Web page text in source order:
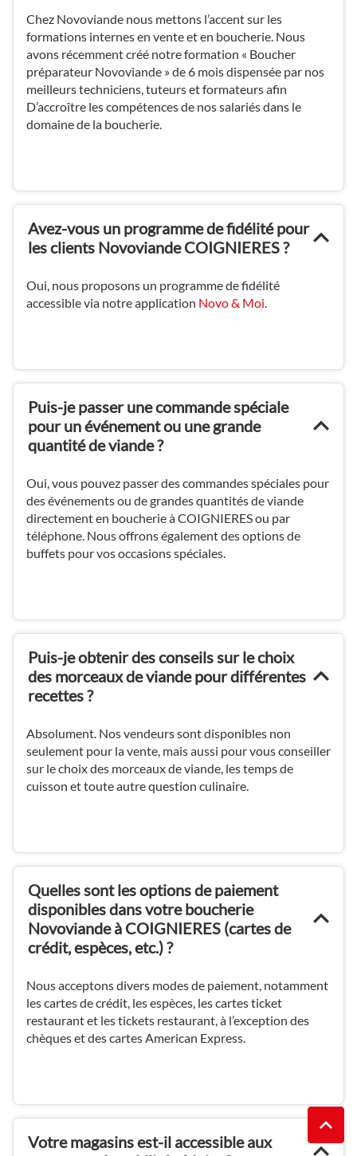
Chez Novoviande nous mettons l’accent sur les
formations internes en vente et en boucherie. Nous
avons récemment créé notre formation « Boucher
préparateur Novoviande » de 6 mois dispensée par nos
meilleurs techniciens, tuteurs et formateurs afin
D’accroître les compétences de nos salariés dans le
domaine de la boucherie.
Avez-vous un programme de fidélité pour
les clients Novoviande COIGNIERES ?
Oui, nous proposons un programme de fidélité
accessible via notre application Novo & Moi.
Puis-je passer une commande spéciale
pour un événement ou une grande
quantité de viande ?
Oui, vous pouvez passer des commandes spéciales pour
des événements ou de grandes quantités de viande
directement en boucherie à COIGNIERES ou par
téléphone. Nous offrons également des options de
buffets pour vos occasions spéciales.
Puis-je obtenir des conseils sur le choix
des morceaux de viande pour différentes
recettes ?
Absolument. Nos vendeurs sont disponibles non
seulement pour la vente, mais aussi pour vous conseiller
sur le choix des morceaux de viande, les temps de
cuisson et toute autre question culinaire.
Quelles sont les options de paiement
disponibles dans votre boucherie
Novoviande à COIGNIERES (cartes de
crédit, espèces, etc.) ?
Nous acceptons divers modes de paiement, notamment
les cartes de crédit, les espèces, les cartes ticket
restaurant et les tickets restaurant, à l’exception des
chèques et des cartes American Express.
Votre magasins est-il accessible aux
EN